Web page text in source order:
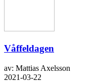
Våffeldagen
av: Mattias Axelsson
2021-03-22